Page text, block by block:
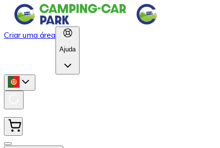
Criar uma área
Ajuda